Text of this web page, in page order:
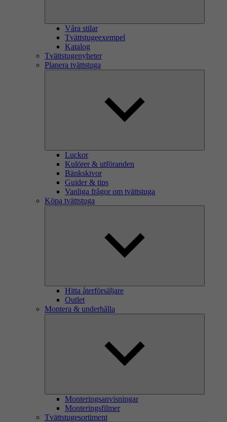
Våra stilar
Tvättstugeexempel
Katalog
Tvättstugenyheter
Planera tvättstuga
Luckor
Kulörer & utföranden
Bänkskivor
Guider & tips
Vanliga frågor om tvättstuga
Köpa tvättstuga
Hitta återförsäljare
Outlet
Montera & underhålla
Monteringsanvisningar
Monteringsfilmer
Tvättstugesortiment